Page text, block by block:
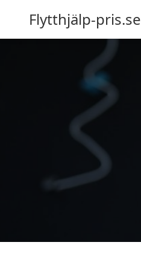
Flytthjälp-pris.se